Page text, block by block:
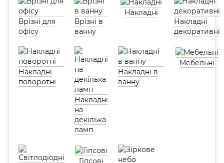
Врізні для
офісу
Врізні в
ванну
Накладні
Накладні
декоративні
Накладні
поворотні
Накладні
на
декілька
ламп
Накладні в
ванну
Мебельні
Гіпсові